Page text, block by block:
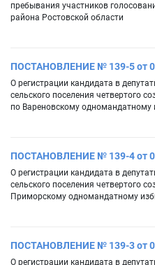
пребывания участников
района Ростовской области
ПОСТАНОВЛЕНИЕ № 139-5 от
О регистрации кандидата в
сельского поселения четвертого
по Вареновскому одномандатному
ПОСТАНОВЛЕНИЕ № 139-4 от
О регистрации кандидата в
сельского поселения четвертого
Приморскому одномандатному
ПОСТАНОВЛЕНИЕ № 139-3 от
О регистрации кандидата в